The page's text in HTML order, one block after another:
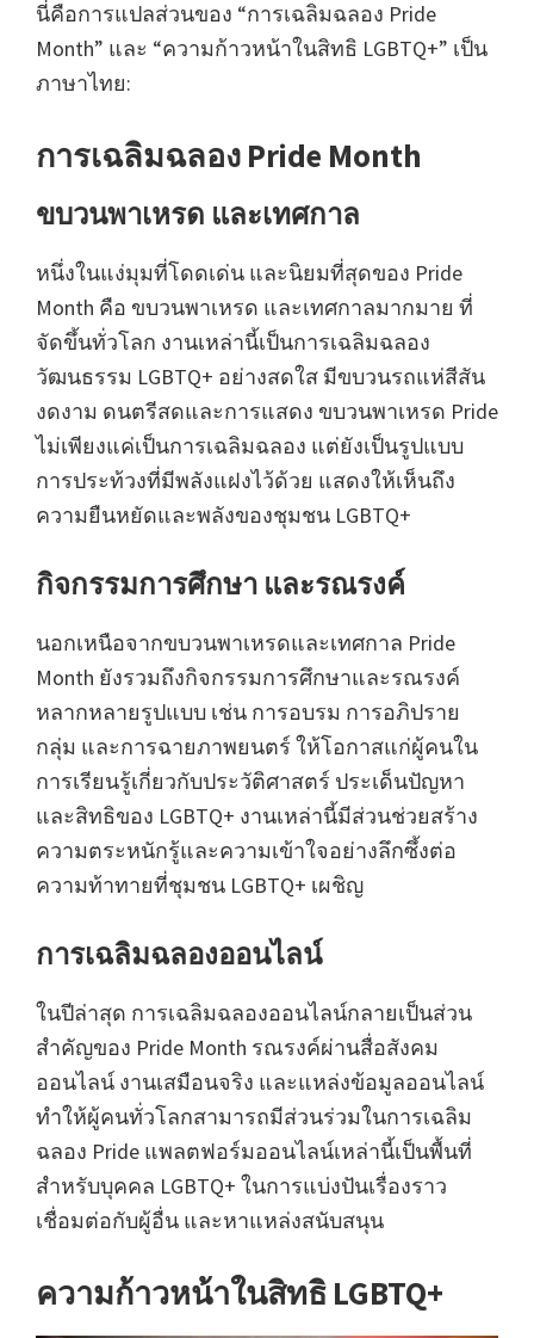
นี่คือการแปลส่วนของ “การเฉลิมฉลอง Pride
Month” และ “ความก้าวหน้าในสิทธิ LGBTQ+” เป็น
ภาษาไทย:
การเฉลิมฉลอง Pride Month
ขบวนพาเหรด และเทศกาล
หนึ่งในแง่มุมที่โดดเด่น และนิยมที่สุดของ Pride
Month คือ ขบวนพาเหรด และเทศกาลมากมาย ที่
จัดขึ้นทั่วโลก งานเหล่านี้เป็นการเฉลิมฉลอง
วัฒนธรรม LGBTQ+ อย่างสดใส มีขบวนรถแห่สีสัน
งดงาม ดนตรีสดและการแสดง ขบวนพาเหรด Pride
ไม่เพียงแค่เป็นการเฉลิมฉลอง แต่ยังเป็นรูปแบบ
การประท้วงที่มีพลังแฝงไว้ด้วย แสดงให้เห็นถึง
ความยืนหยัดและพลังของชุมชน LGBTQ+
กิจกรรมการศึกษา และรณรงค์
นอกเหนือจากขบวนพาเหรดและเทศกาล Pride
Month ยังรวมถึงกิจกรรมการศึกษาและรณรงค์
หลากหลายรูปแบบ เช่น การอบรม การอภิปราย
กลุ่ม และการฉายภาพยนตร์ ให้โอกาสแก่ผู้คนใน
การเรียนรู้เกี่ยวกับประวัติศาสตร์ ประเด็นปัญหา
และสิทธิของ LGBTQ+ งานเหล่านี้มีส่วนช่วยสร้าง
ความตระหนักรู้และความเข้าใจอย่างลึกซึ้งต่อ
ความท้าทายที่ชุมชน LGBTQ+ เผชิญ
การเฉลิมฉลองออนไลน์
ในปีล่าสุด การเฉลิมฉลองออนไลน์กลายเป็นส่วน
สำคัญของ Pride Month รณรงค์ผ่านสื่อสังคม
ออนไลน์ งานเสมือนจริง และแหล่งข้อมูลออนไลน์
ทำให้ผู้คนทั่วโลกสามารถมีส่วนร่วมในการเฉลิม
ฉลอง Pride แพลตฟอร์มออนไลน์เหล่านี้เป็นพื้นที่
สำหรับบุคคล LGBTQ+ ในการแบ่งปันเรื่องราว
เชื่อมต่อกับผู้อื่น และหาแหล่งสนับสนุน
ความก้าวหน้าในสิทธิ LGBTQ+